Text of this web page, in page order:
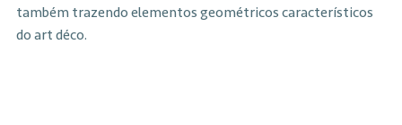
também trazendo elementos geométricos característicos
do art déco.